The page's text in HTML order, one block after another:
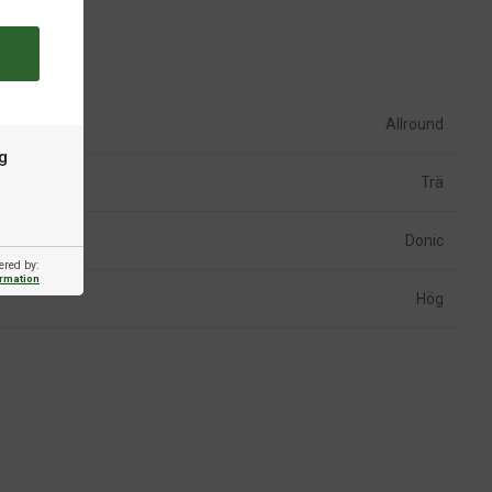
by:
Allround
Trä
Donic
Hög